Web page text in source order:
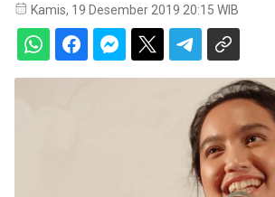
Kamis, 19 Desember 2019 20:15 WIB